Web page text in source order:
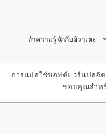
การแปลใช้ซอฟต์แวร์แปลอั
ขอบคุณสำห
ทำความรู้จักกับอิวาเตะ